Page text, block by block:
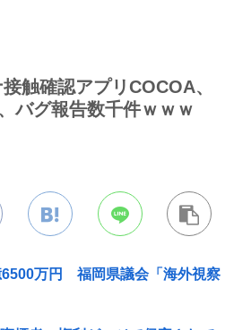
接触確認アプリCOCOA、
バグ報告数千件ｗｗｗ
6500万円 福岡県議会「海外視察